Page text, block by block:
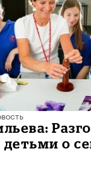
о